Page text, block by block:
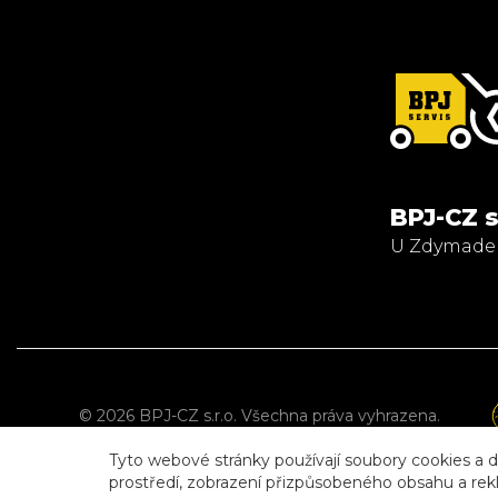
BPJ-CZ
U
© 2026 BPJ-CZ s.r.o. Všechna práva vyhrazena.
Tyto webové stránky používají soubory cookies a
prostředí, zobrazení přizpůsobeného obsahu a